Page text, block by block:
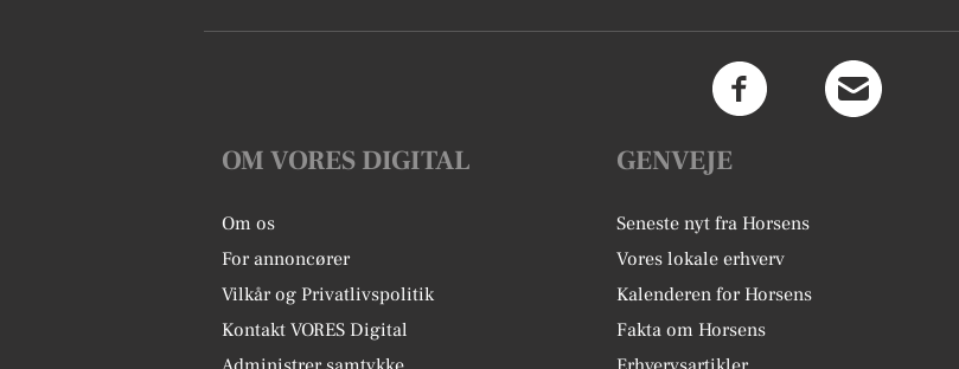
OM VORES DIGITAL
Om os
For annoncører
Vilkår og Privatlivspolitik
Kontakt VORES Digital
GENVEJE
Seneste nyt fra Horsens
Vores lokale erhverv
Kalenderen for Horsens
Fakta om Horsens